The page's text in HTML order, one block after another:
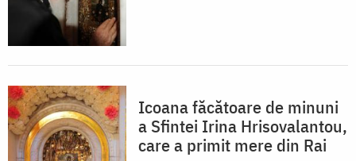
Icoana făcătoare de minuni
a Sfintei Irina Hrisovalantou,
care a primit mere din Rai